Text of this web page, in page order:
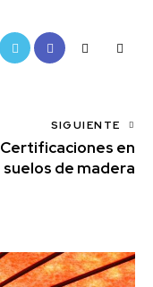
SIGUIENTE
Certificaciones en
suelos de madera